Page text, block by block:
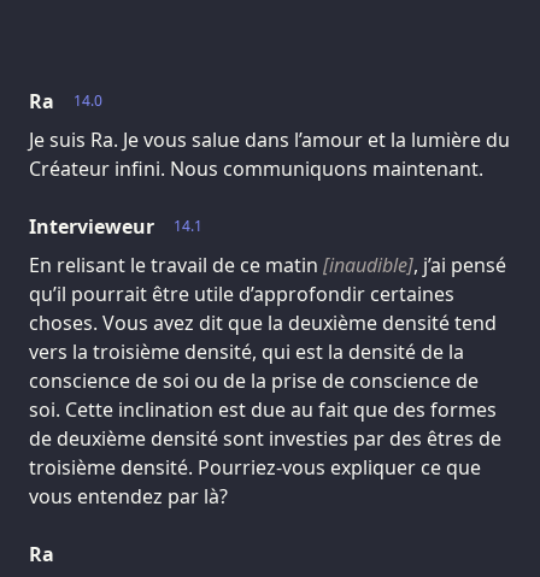
14.0
Ra
Je suis Ra. Je vous salue dans l’amour et la lumière du
Créateur infini. Nous communiquons maintenant.
14.1
Intervieweur
En relisant le travail de ce matin [inaudible], j’ai pensé
qu’il pourrait être utile d’approfondir certaines
choses. Vous avez dit que la deuxième densité tend
vers la troisième densité, qui est la densité de la
conscience de soi ou de la prise de conscience de
soi. Cette inclination est due au fait que des formes
de deuxième densité sont investies par des êtres de
troisième densité. Pourriez-vous expliquer ce que
vous entendez par là?
Ra